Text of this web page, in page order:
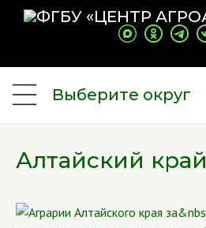
Выберите округ
Алтайский край